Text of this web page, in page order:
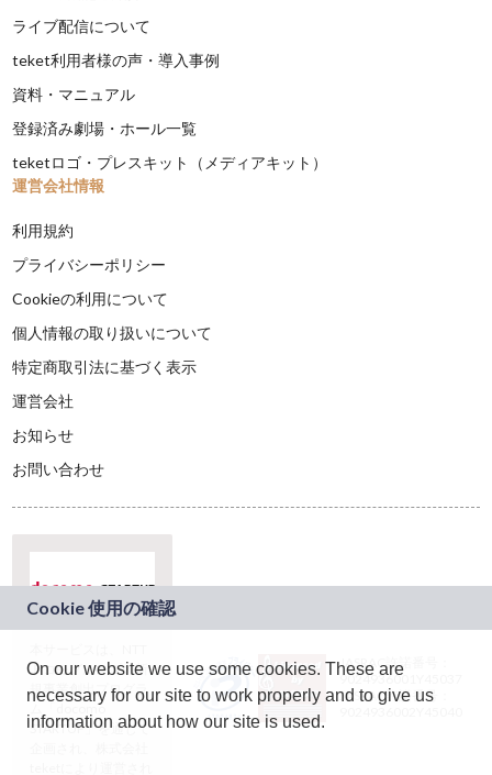
ライブ配信について
teket利用者様の声・導入事例
資料・マニュアル
登録済み劇場・ホール一覧
teketロゴ・プレスキット（メディアキット）
運営会社情報
利用規約
プライバシーポリシー
Cookieの利用について
個人情報の取り扱いについて
特定商取引法に基づく表示
運営会社
お知らせ
お問い合わせ
ドコモグループの新
規事業創出プログラ
ム「docomo
STARTUP」を通じて
JASRAC許諾番号：
9024936001Y45037
JASRAC許諾番号：
On our website we use some cookies. These are
necessary for our site to work properly and to give us
information about how our site is used.